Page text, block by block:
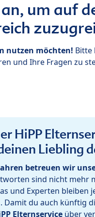
um auf
nutzen möchten! Bitte
und Ihre Fragen zu
HiPP
Liebling
betreuen wir
sind nicht mehr
und Experten bleiben
du auch künftig
Elternservice über